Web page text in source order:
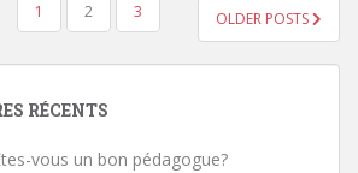
DES ARTICLES
1 2 3 OLDER POSTS
RÉCENTS
vous un bon pédagogue?